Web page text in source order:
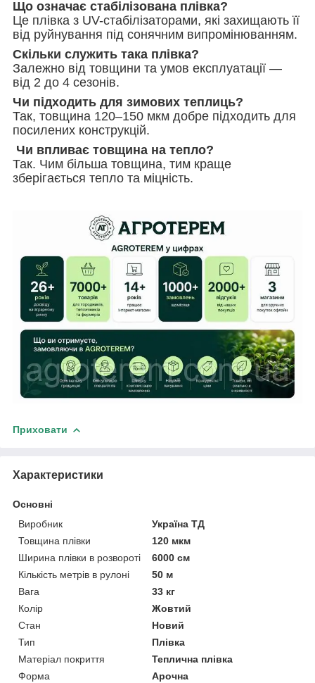
Що означає стабілізована плівка?
Це плівка з UV-стабілізаторами, які захищають її
від руйнування під сонячним випромінюванням.
Скільки служить така плівка?
Залежно від товщини та умов експлуатації —
від 2 до 4 сезонів.
Чи підходить для зимових теплиць?
Так, товщина 120–150 мкм добре підходить для
посилених конструкцій.
Чи впливає товщина на тепло?
Так. Чим більша товщина, тим краще
зберігається тепло та міцність.
Приховати
Характеристики
Основні
Виробник
Україна ТД
Товщина плівки
120 мкм
Ширина плівки в розвороті
6000 см
Кількість метрів в рулоні
50 м
Вага
33 кг
Колір
Жовтий
Стан
Новий
Тип
Плівка
Матеріал покриття
Теплична плівка
Форма
Арочна